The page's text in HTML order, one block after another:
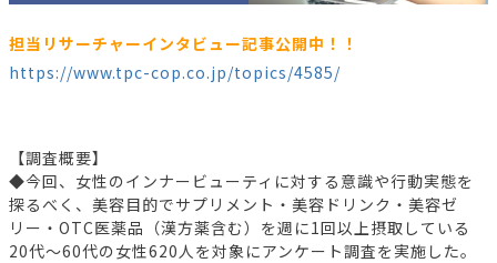
担当リサーチャーインタビュー記事公開中！！
https://www.tpc-cop.co.jp/topics/4585/
【調査概要】
◆今回、女性のインナービューティに対する意識や行動実態を
探るべく、美容目的でサプリメント・美容ドリンク・美容ゼ
リー・OTC医薬品（漢方薬含む）を週に1回以上摂取している
20代～60代の女性620人を対象にアンケート調査を実施した。